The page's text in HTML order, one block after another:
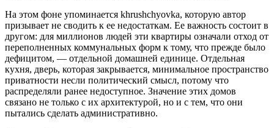
На этом фоне упоминается khrushchyovka, которую автор
призывает не сводить к ее недостаткам. Ее важность состоит в
другом: для миллионов людей эти квартиры означали отход от
переполненных коммунальных форм к тому, что прежде было
дефицитом, — отдельной домашней единице. Отдельная
кухня, дверь, которая закрывается, минимальное пространство
приватности несли политический смысл, потому что
распределяли ранее недоступное. Значение этих домов
связано не только с их архитектурой, но и с тем, что они
пытались сделать административно.